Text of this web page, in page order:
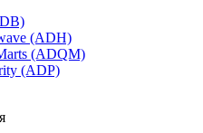
(ADH)
(ADQM)
(ADP)